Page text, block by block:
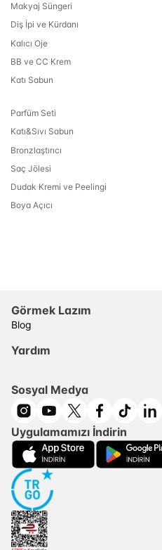
Makyaj Süngeri
Diş İpi ve Kürdanı
Kalıcı Oje
BB ve CC Krem
Katı Sabun
Parfüm Seti
Katı&Sıvı Sabun
Bronzlaştırıcı
Saç Jölesi
Dudak Kremi ve Peelingi
Boya Açıcı
Görmek Lazım
Blog
Yardım
Sosyal Medya
Uygulamamızı İndirin